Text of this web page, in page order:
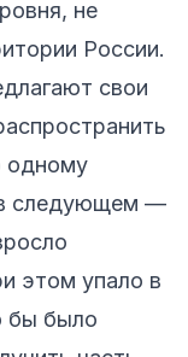
не
России.
свои
одному
в следующем —
этом упало в
бы было